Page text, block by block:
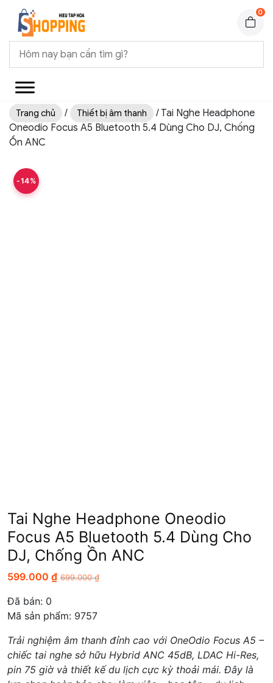
0
Trang chủ / Thiết bị âm thanh
/ Tai Nghe Headphone
Oneodio Focus A5 Bluetooth 5.4 Dùng Cho DJ, Chống
Ồn ANC
-14%
Tai Nghe Headphone Oneodio
Focus A5 Bluetooth 5.4 Dùng Cho
DJ, Chống Ồn ANC
599.000 ₫ 699.000₫
Đã bán: 0
Mã sản phẩm: 9757
Trải nghiệm âm thanh đỉnh cao với OneOdio Focus A5 –
chiếc tai nghe sở hữu Hybrid ANC 45dB, LDAC Hi-Res,
pin 75 giờ và thiết kế du lịch cực kỳ thoải mái. Đây là